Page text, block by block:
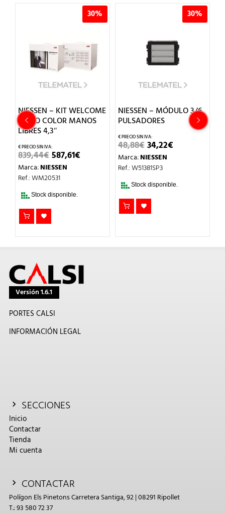
30%
NIESSEN – KIT WELCOME
VIDEO COLOR MANOS
LIBRES 4,3″
839,44€EL
PRECIO
ORIGINAL
ERA:
587,61€
Marca:NIESSEN
Ref.: WM20531
Stock disponible.
30%
NIESSEN – MÓDULO 3/6
PULSADORES
48,88€EL
PRECIO
ORIGINAL
ERA:
34,22€
Marca:NIESSEN
Ref.: W51381SP3
Stock disponible.
Versión 1.6.1
PORTES CALSI
INFORMACIÓN LEGAL
SECCIONES
Inicio
Contactar
Tienda
Mi cuenta
CONTACTAR
Polígon Els Pinetons Carretera Santiga, 92 | 08291 Ripollet
T.: 93 580 72 37